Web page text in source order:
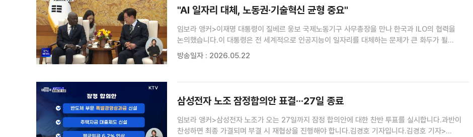
블룸버그 통신 / 5.19, 한일 정상, 에너지 협력 강화 약속 [외신에 비친 한국] / '갑질 사장'vs'빌런
알바'···아는 만큼 보이는 알바 분쟁! [잘 사는 법]
"AI 일자리 대체, 노동권·기술혁신 균형 중요"
임보라 앵커>이재명 대통령이 질베르 웅보 국제노동기구 사무총장을 만나 한국과 ILO의 협력을
논의했습니다.이 대통령은 전 세계적으로 인공지능이 일자리를 대체하는 문제가 큰 화두가 될
것이라며, 노동권 보호와 기술혁신의 균형이 중요하단 뜻을 밝혔습니다.이혜진 기자의 보도입니다.
방송일자 : 2026.05.22
삼성전자 노조 잠정합의안 표결···27일 종료
임보라 앵커>삼성전자 노조가 오는 27일까지 잠정 합의안에 대한 찬반 투표를 실시합니다.과반이
찬성하면 최종 가결되며 부결 시 재협상을 진행해야 합니다.김경호 기자입니다.김경호 기자>